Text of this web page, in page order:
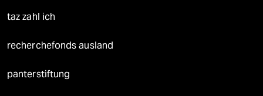
taz zahl ich
recherchefonds ausland
panterstiftung